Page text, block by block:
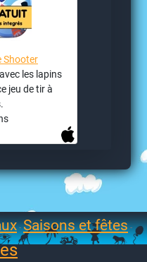
Shooter
les lapins
jeu de tir à
-Saisons et fêtes-